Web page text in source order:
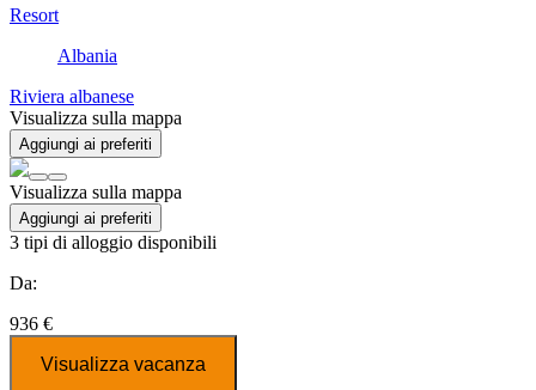
Resort
Albania
Riviera albanese
Visualizza sulla mappa
Aggiungi ai preferiti
Visualizza sulla mappa
Aggiungi ai preferiti
3 tipi di alloggio disponibili
Da:
936 €
Visualizza vacanza